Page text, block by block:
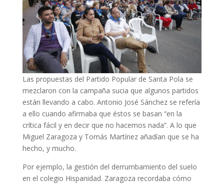
Las propuestas del Partido Popular de Santa Pola se
mezclaron con la campaña sucia que algunos partidos
están llevando a cabo. Antonio José Sánchez se refería
a ello cuando afirmaba que éstos se basan “en la
crítica fácil y en decir que no hacemos nada”. A lo que
Miguel Zaragoza y Tomás Martínez añadían que se ha
hecho, y mucho.
Por ejemplo, la gestión del derrumbamiento del suelo
en el colegio Hispanidad. Zaragoza recordaba cómo